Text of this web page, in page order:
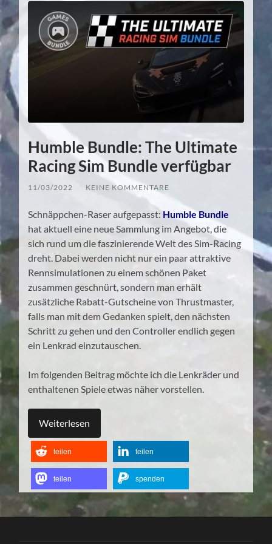
Humble Bundle: The Ultimate
Racing Sim Bundle verfügbar
11/03/2022 KEINE KOMMENTARE
Schnäppchen-Raser aufgepasst: Humble Bundle
hat aktuell eine neue Sammlung im Angebot, die
sich rund um die faszinierende Welt des Sim-Racing
dreht. Dabei werden nicht nur ein paar attraktive
Rennsimulationen zu einem schönen Paket
zusammen geschnürt, sondern man erhält
zusätzliche Rabatt-Gutscheine von Thrustmaster,
falls man mit dem Gedanken spielt, den nächsten
Schritt zu gehen und den Controller endlich gegen
ein Lenkrad einzutauschen.
Im folgenden Beitrag möchte ich die Lenkräder und
enthaltenen Spiele etwas näher vorstellen.
Weiterlesen
teilen teilen
teilen spenden